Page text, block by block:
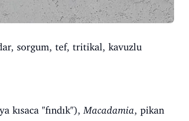
sorgum, tef, tritikal, kavuzlu
kısaca "fındık"),Macadamia, pikan